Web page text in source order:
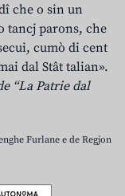
che o sin un
tancj parons, che
cumò di cent
dal Stât talian».
“La Patrie dal
Furlane e de Regjon